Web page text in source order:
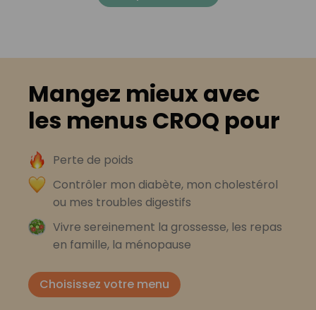
Mangez mieux avec
les menus CROQ pour
Perte de poids
Contrôler mon diabète, mon cholestérol
ou mes troubles digestifs
Vivre sereinement la grossesse, les repas
en famille, la ménopause
Choisissez votre menu